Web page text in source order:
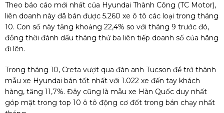
Theo báo cáo mới nhất của Hyundai Thành Công (TC Motor),
liên doanh này đã bán được 5.260 xe ô tô các loại trong tháng
10. Con số này tăng khoảng 22,4% so với tháng 9 trước đó,
đồng thời đánh dấu tháng thứ ba liên tiếp doanh số của hãng
đi lên.
Trong tháng 10, Creta vượt qua đàn anh Tucson để trở thành
mẫu xe Hyundai bán tốt nhất với 1.022 xe đến tay khách
hàng, tăng 11,7%. Đây cũng là mẫu xe Hàn Quốc duy nhất
góp mặt trong top 10 ô tô động cơ đốt trong bán chạy nhất